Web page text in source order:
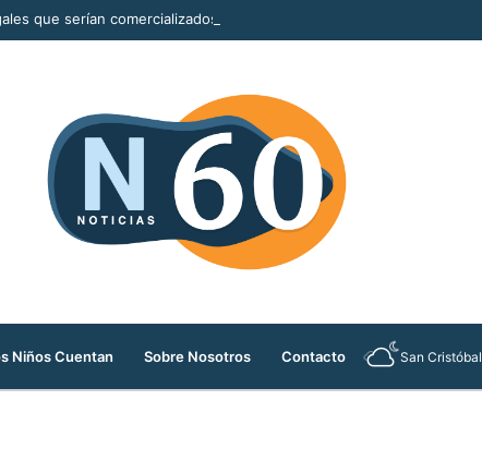
que serían comercializados durante la Feria de las Flores
Niños Cuentan Sobre Nosotros Contacto San Cristóbal